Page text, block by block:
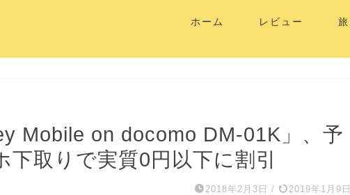
ホーム レビュー 旅
Mobile on docomo DM-01K」、予
下取りで実質0円以下に割引
2018年2月3日 / 2019年1月9日